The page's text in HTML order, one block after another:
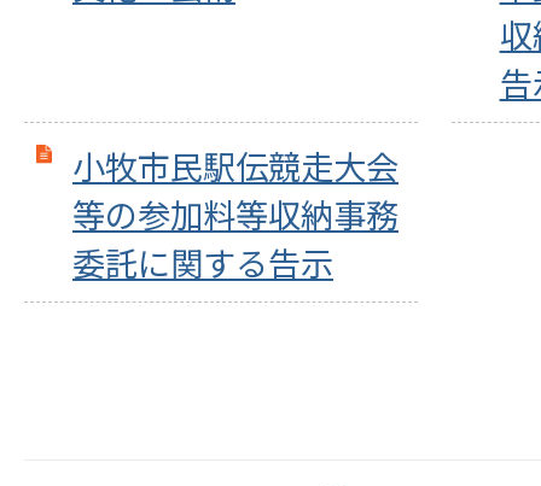
小牧市民駅伝競走大会
等の参加料等収納事務
委託に関する告示